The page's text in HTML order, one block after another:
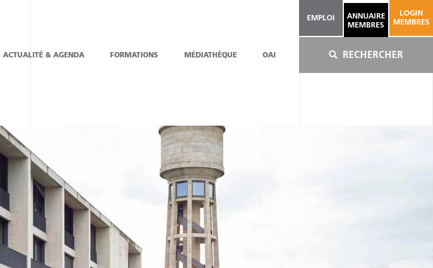
ACTUALITÉ & AGENDA FORMATIONS MÉDIATHÈQUE OAI
EMPLOI
ANNUAIRE
MEMBRES
LOGIN
MEMBRES
RECHERCHER